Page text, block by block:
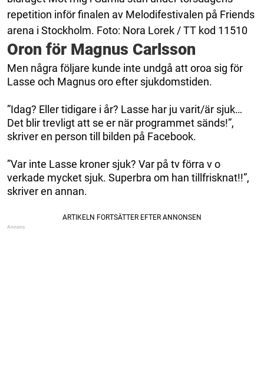
repetition inför finalen av Melodifestivalen på Friends
arena i Stockholm. Foto: Nora Lorek / TT kod 11510
Oron för Magnus Carlsson
Men några följare kunde inte undgå att oroa sig för
Lasse och Magnus oro efter sjukdomstiden.
”Idag? Eller tidigare i år? Lasse har ju varit/är sjuk…
Det blir trevligt att se er när programmet sänds!”,
skriver en person till bilden på Facebook.
”Var inte Lasse kroner sjuk? Var på tv förra v o
verkade mycket sjuk. Superbra om han tillfrisknat!!”,
skriver en annan.